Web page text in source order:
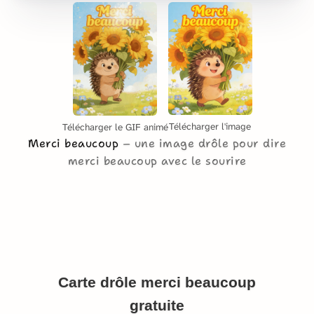
Télécharger le GIF animéTélécharger l'image
Merci beaucoup
une image drôle pour dire
merci beaucoup avec le sourire
Carte drôle merci beaucoup
gratuite